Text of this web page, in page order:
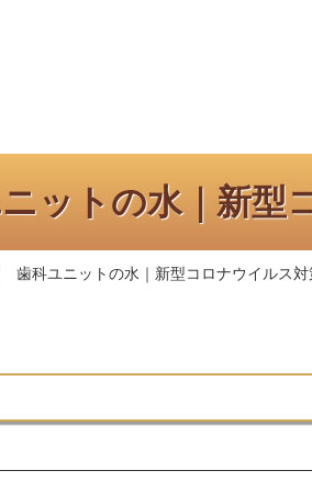
ットの水｜新型
歯科ユニットの水｜新型コロナウイルス対